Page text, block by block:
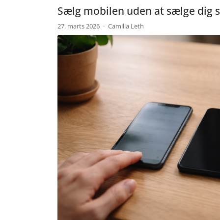
Sælg mobilen uden at sælge dig
27. marts 2026 · Camilla Leth